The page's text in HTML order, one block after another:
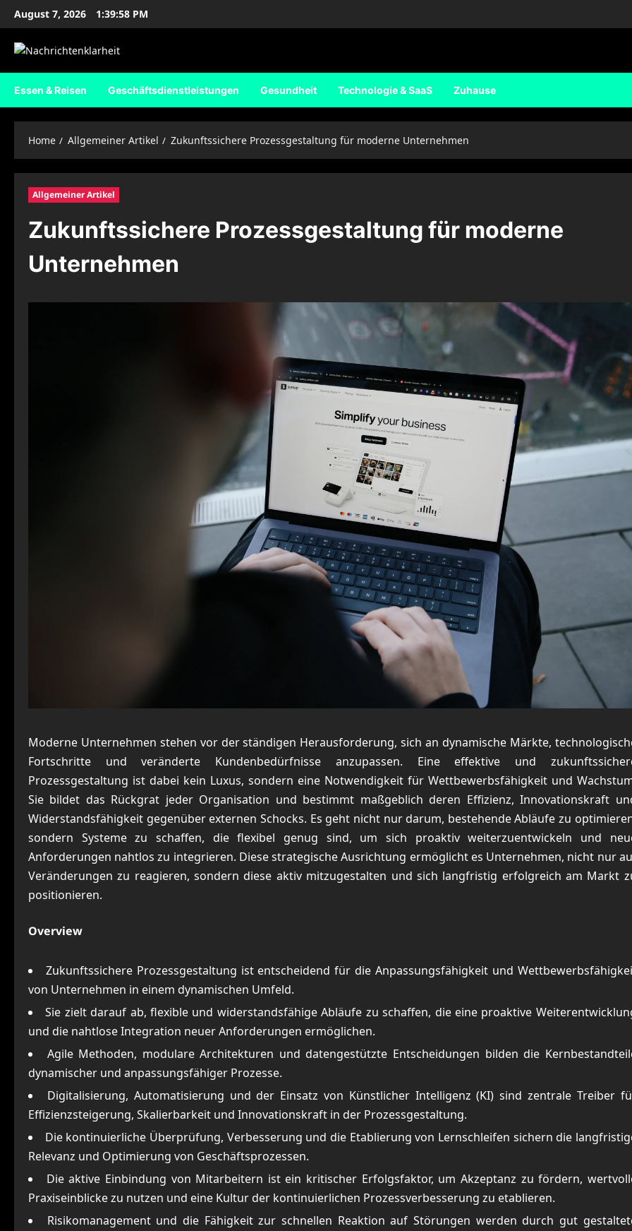
Skip
content
August 7, 2026 1:39:59 PM
Essen & Reisen Geschäftsdienstleistungen Gesundheit Technologie & SaaS Zuhause
Home Allgemeiner Artikel Zukunftssichere Prozessgestaltung für moderne Unternehmen
Allgemeiner Artikel
Zukunftssichere Prozessgestaltung für moderne
Unternehmen
Moderne Unternehmen stehen vor der ständigen Herausforderung, sich an dynamische Märkte,
Fortschritte und veränderte Kundenbedürfnisse anzupassen. Eine effektive und
Prozessgestaltung ist dabei kein Luxus, sondern eine Notwendigkeit für Wettbewerbsfähigkeit und
Sie bildet das Rückgrat jeder Organisation und bestimmt maßgeblich deren Effizienz, Innovationskraft
Widerstandsfähigkeit gegenüber externen Schocks. Es geht nicht nur darum, bestehende Abläufe zu
sondern Systeme zu schaffen, die flexibel genug sind, um sich proaktiv weiterzuentwickeln und
Anforderungen nahtlos zu integrieren. Diese strategische Ausrichtung ermöglicht es Unternehmen, nicht nur
Veränderungen zu reagieren, sondern diese aktiv mitzugestalten und sich langfristig erfolgreich am Markt
positionieren.
Overview
Zukunftssichere Prozessgestaltung ist entscheidend für die Anpassungsfähigkeit und
von Unternehmen in einem dynamischen Umfeld.
Sie zielt darauf ab, flexible und widerstandsfähige Abläufe zu schaffen, die eine proaktive
und die nahtlose Integration neuer Anforderungen ermöglichen.
Agile Methoden, modulare Architekturen und datengestützte Entscheidungen bilden die
dynamischer und anpassungsfähiger Prozesse.
Digitalisierung, Automatisierung und der Einsatz von Künstlicher Intelligenz (KI) sind zentrale Treiber
Effizienzsteigerung, Skalierbarkeit und Innovationskraft in der Prozessgestaltung.
Die kontinuierliche Überprüfung, Verbesserung und die Etablierung von Lernschleifen sichern die
Relevanz und Optimierung von Geschäftsprozessen.
Die aktive Einbindung von Mitarbeitern ist ein kritischer Erfolgsfaktor, um Akzeptanz zu fördern,
Praxiseinblicke zu nutzen und eine Kultur der kontinuierlichen Prozessverbesserung zu etablieren.
Risikomanagement und die Fähigkeit zur schnellen Reaktion auf Störungen werden durch gut